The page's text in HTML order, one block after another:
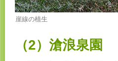
崖線の植生
（2）滄浪泉園